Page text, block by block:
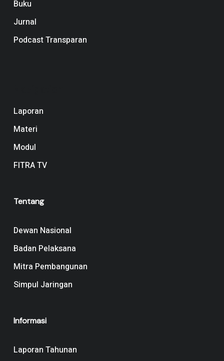
Buku
Jurnal
Podcast Transparan
Laporan
Materi
Modul
FITRA TV
Tentang
Dewan Nasional
Badan Pelaksana
Mitra Pembangunan
Simpul Jaringan
Informasi
Laporan Tahunan